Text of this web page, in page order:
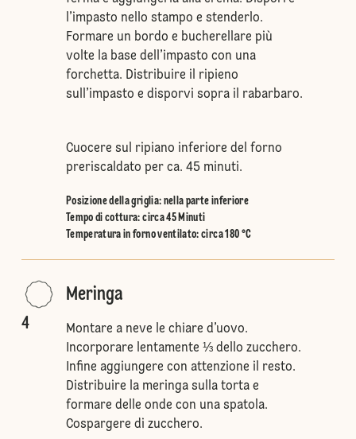
l’impasto nello stampo e stenderlo.
Formare un bordo e bucherellare più
volte la base dell’impasto con una
forchetta. Distribuire il ripieno
sull’impasto e disporvi sopra il rabarbaro.
Cuocere sul ripiano inferiore del forno
preriscaldato per ca. 45 minuti.
Posizione della griglia: nella parte inferiore
Tempo di cottura: circa 45 Minuti
Temperatura in forno ventilato: circa 180 °C
4
Meringa
Montare a neve le chiare d’uovo.
Incorporare lentamente ⅓ dello zucchero.
Infine aggiungere con attenzione il resto.
Distribuire la meringa sulla torta e
formare delle onde con una spatola.
Cospargere di zucchero.